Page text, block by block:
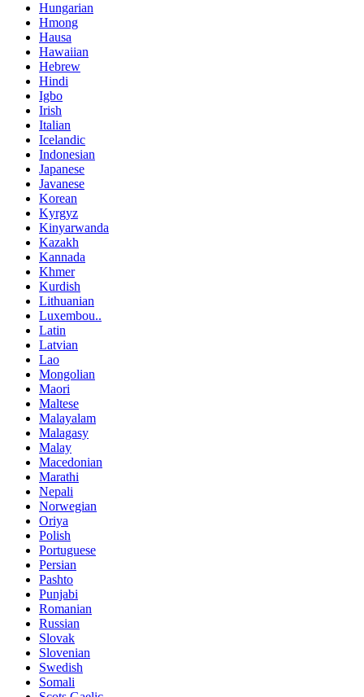
Hungarian
Hmong
Hausa
Hawaiian
Hebrew
Hindi
Igbo
Irish
Italian
Icelandic
Indonesian
Japanese
Javanese
Korean
Kyrgyz
Kinyarwanda
Kazakh
Kannada
Khmer
Kurdish
Lithuanian
Luxembou..
Latin
Latvian
Lao
Mongolian
Maori
Maltese
Malayalam
Malagasy
Malay
Macedonian
Marathi
Nepali
Norwegian
Oriya
Polish
Portuguese
Persian
Pashto
Punjabi
Romanian
Russian
Slovak
Slovenian
Swedish
Somali